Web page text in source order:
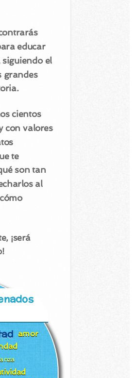
educar
el
grandes
cientos
con valores
te
son tan
al
¡será
amor